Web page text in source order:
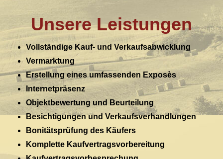
Unsere Leistungen
Vollständige Kauf- und Verkaufsabwicklung
Vermarktung
Erstellung eines umfassenden Exposès
Internetpräsenz
Objektbewertung und Beurteilung
Besichtigungen und Verkaufsverhandlungen
Bonitätsprüfung des Käufers
Komplette Kaufvertragsvorbereitung